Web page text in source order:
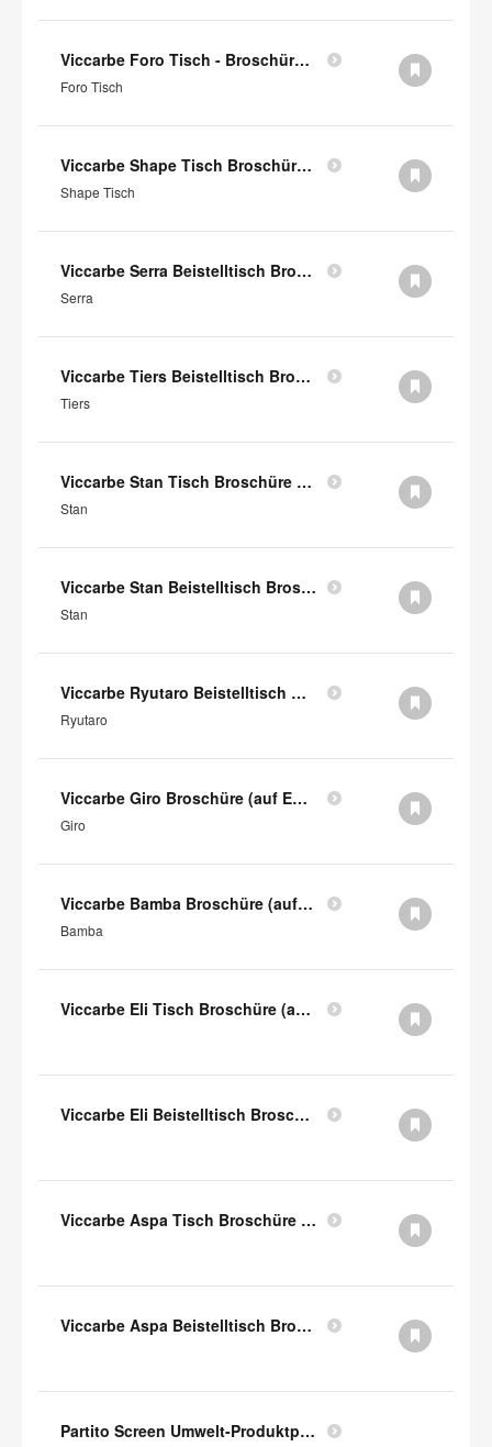
Viccarbe Foro Tisch - Broschüre (auf englisch)
Foro Tisch
Viccarbe Shape Tisch Broschüre (auf Englisch)
Shape Tisch
Viccarbe Serra Beistelltisch Broschüre (auf Englisch)
Serra
Viccarbe Tiers Beistelltisch Broschüre (auf Englisch)
Tiers
Viccarbe Stan Tisch Broschüre (auf Englisch)
Stan
Viccarbe Stan Beistelltisch Broschüre (auf Englisch)
Stan
Viccarbe Ryutaro Beistelltisch Broschüre (auf Englisch)
Ryutaro
Viccarbe Giro Broschüre (auf Englisch)
Giro
Viccarbe Bamba Broschüre (auf Englisch)
Bamba
Viccarbe Eli Tisch Broschüre (auf Englisch)
Viccarbe Eli Beistelltisch Broschüre (auf Englisch)
Viccarbe Aspa Tisch Broschüre (auf Englisch)
Viccarbe Aspa Beistelltisch Broschüre (auf Englisch)
Partito Screen Umwelt-Produktprofil